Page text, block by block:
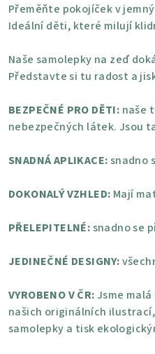
Přeměňte pokojíček v
Ideální děti, které milují
Naše samolepky na zeď
Představte si tu radost a
BEZPEČNÉ PRO DĚTI: naše
nebezpečných látek. Jsou
SNADNÁ APLIKACE:snadno
DOKONALÝ VZHLED: Mají
PŘELEPITELNÉ:snadno se
JEDINEČNÉ DESIGNY:
VYROBENO V ČR:Jsme
našich originálních
samolepky a tisk